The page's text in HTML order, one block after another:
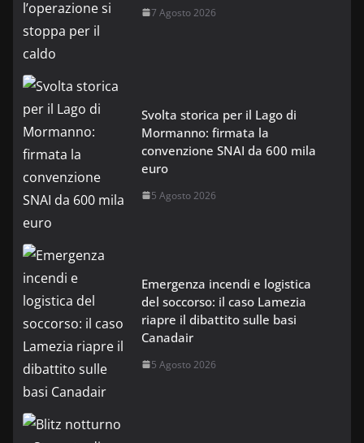
7 Agosto 2026
Svolta storica per il Lago di
Mormanno: firmata la
convenzione SNAI da 600 mila
euro
5 Agosto 2026
Emergenza incendi e logistica
del soccorso: il caso Lamezia
riapre il dibattito sulle basi
Canadair
5 Agosto 2026